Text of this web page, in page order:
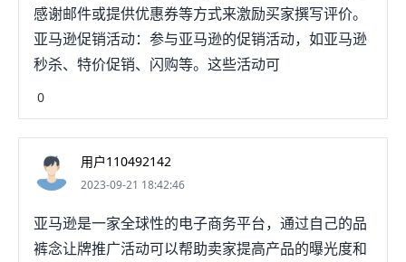
感谢邮件或提供优惠券等方式来激励买家撰写评价。
亚马逊促销活动：参与亚马逊的促销活动，如亚马逊
秒杀、特价促销、闪购等。这些活动可
0
用户110492142
2023-09-21 18:42:46
亚马逊是一家全球性的电子商务平台，通过自己的品
裤念让牌推广活动可以帮助卖家提高产品的曝光度和